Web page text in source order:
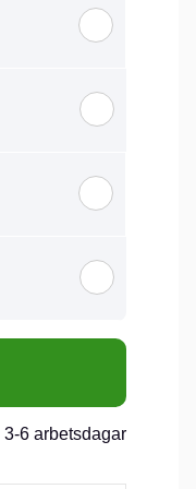
3-6 arbetsdagar